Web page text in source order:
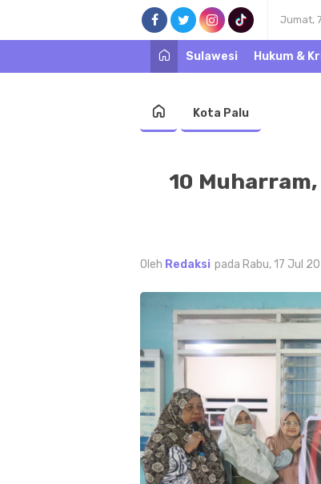
Jumat,
Sulawesi
Hukum &
Kota Palu
10
Oleh Redaksi pada Rabu, 17 Jul